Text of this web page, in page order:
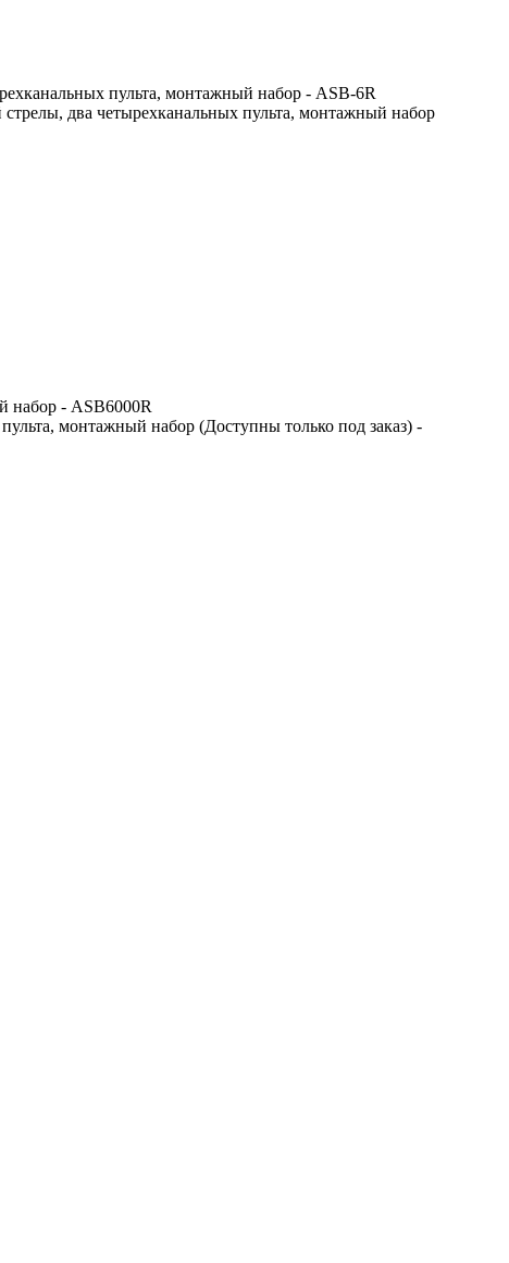
пульта, монтажный набор - ASB-6R
два четырехканальных пульта, монтажный набор
набор - ASB6000R
монтажный набор (Доступны только под заказ) -